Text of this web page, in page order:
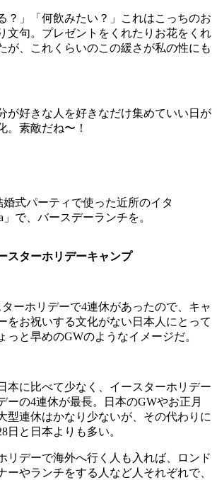
？」「何飲みたい？」これはこっちのお
文句。プレゼントをくれたりお花をくれ
が、これくらいのこの緩さが私の性にも
が好きな人を好きなだけ集めていい日が
。素敵だね〜！
婚式パーティで使った近所のイタ
」で、バースデーランチを。
スターホリデーキャンプ
ーホリデーで4連休があったので、キャ
をお祝いする文化がない日本人にとって
っと早めのGWのようなイメージだ。
本に比べて少なく、イースターホリデー
ーの4連休が最長。日本のGWやお正月
型連休はかなり少ないが、その代わりに
日と日本よりも多い。
リデーで海外へ行く人も入れば、ロンド
ーやランチをする人など人それぞれで、